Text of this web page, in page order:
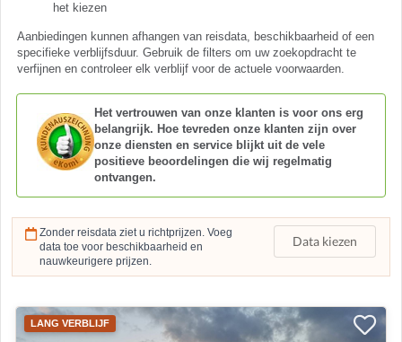
het kiezen
Aanbiedingen kunnen afhangen van reisdata, beschikbaarheid of een
specifieke verblijfsduur. Gebruik de filters om uw zoekopdracht te
verfijnen en controleer elk verblijf voor de actuele voorwaarden.
Het vertrouwen van onze klanten is voor ons erg
belangrijk. Hoe tevreden onze klanten zijn over
onze diensten en service blijkt uit de vele
positieve beoordelingen die wij regelmatig
ontvangen.
Zonder reisdata ziet u richtprijzen. Voeg
data toe voor beschikbaarheid en
nauwkeurigere prijzen.
Data kiezen
LANG VERBLIJF